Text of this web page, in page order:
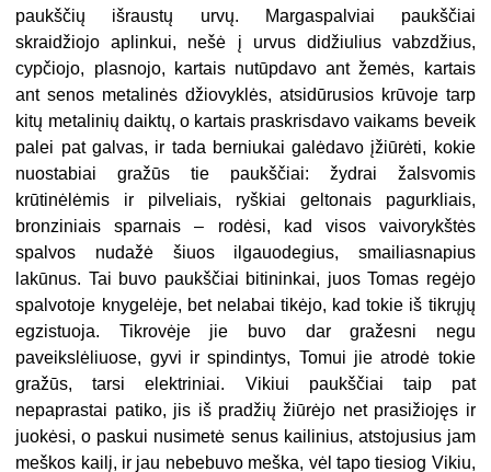
paukščių išraustų urvų. Margaspalviai paukščiai
skraidžiojo aplinkui, nešė į urvus didžiulius vabzdžius,
cypčiojo, plasnojo, kartais nutūpdavo ant žemės, kartais
ant senos metalinės džiovyklės, atsidūrusios krūvoje tarp
kitų metalinių daiktų, o kartais praskrisdavo vaikams beveik
palei pat galvas, ir tada berniukai galėdavo įžiūrėti, kokie
nuostabiai gražūs tie paukščiai: žydrai žalsvomis
krūtinėlėmis ir pilveliais, ryškiai geltonais pagurkliais,
bronziniais sparnais – rodėsi, kad visos vaivorykštės
spalvos nudažė šiuos ilgauodegius, smailiasnapius
lakūnus. Tai buvo paukščiai bitininkai, juos Tomas regėjo
spalvotoje knygelėje, bet nelabai tikėjo, kad tokie iš tikrųjų
egzistuoja. Tikrovėje jie buvo dar gražesni negu
paveikslėliuose, gyvi ir spindintys, Tomui jie atrodė tokie
gražūs, tarsi elektriniai. Vikiui paukščiai taip pat
nepaprastai patiko, jis iš pradžių žiūrėjo net prasižiojęs ir
juokėsi, o paskui nusimetė senus kailinius, atstojusius jam
meškos kailį, ir jau nebebuvo meška, vėl tapo tiesiog Vikiu,